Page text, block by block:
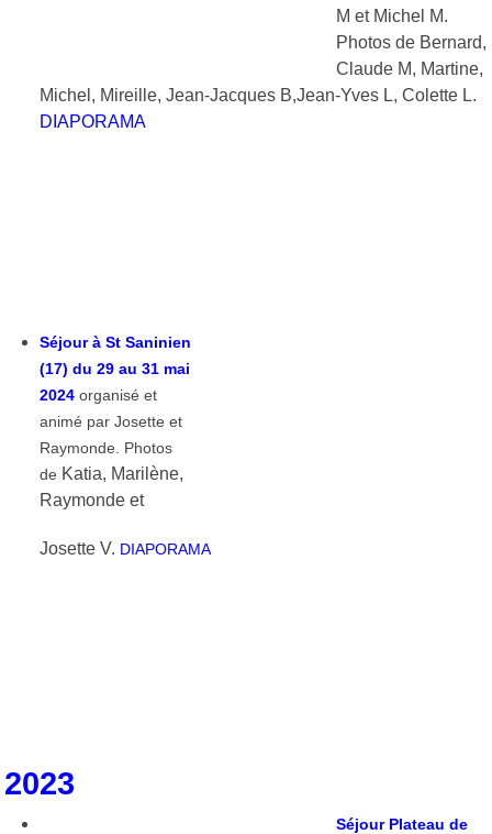
M et Michel M.
Photos de Bernard,
Claude M, Martine,
Michel, Mireille, Jean-Jacques B,Jean-Yves L, Colette L.
DIAPORAMA
Séjour à St Saninien
(17) du 29 au 31 mai
2024 organisé et
animé par Josette et
Raymonde. Photos
de Katia, Marilène,
Raymonde et
Josette V. DIAPORAMA
2023
Séjour Plateau de